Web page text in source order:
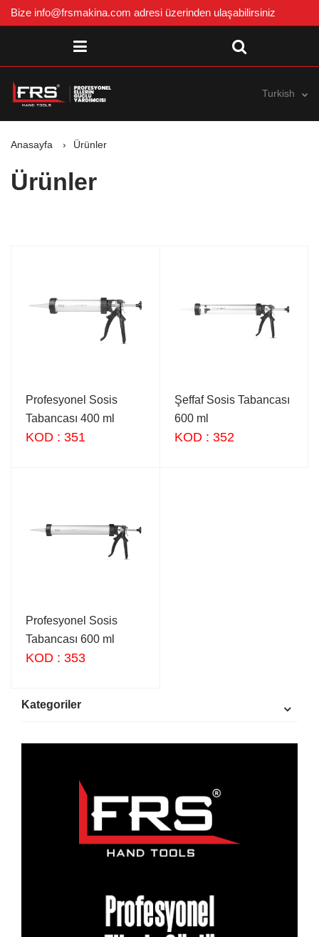
Bize info@frsmakina.com adresi üzerinden ulaşabilirsiniz
Turkish
Anasayfa Ürünler
Ürünler
Profesyonel Sosis
Tabancası 400 ml
KOD : 351
Şeffaf Sosis Tabancası
600 ml
KOD : 352
Profesyonel Sosis
Tabancası 600 ml
KOD : 353
Kategoriler